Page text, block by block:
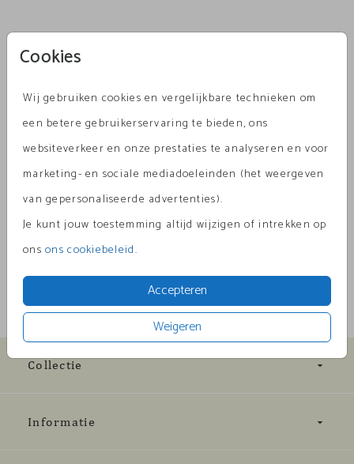
Cookies
Wij gebruiken cookies en vergelijkbare technieken om
een betere gebruikerservaring te bieden, ons
websiteverkeer en onze prestaties te analyseren en voor
marketing- en sociale mediadoeleinden (het weergeven
van gepersonaliseerde advertenties).
Je kunt jouw toestemming altijd wijzigen of intrekken op
onsons cookiebeleid.
Accepteren
Weigeren
Oker 22 X 11
Aantal x 1 Prijs:€ 0,45
Omschrijving
oker 22 x 11
Prijs:€ 0,45
Collectie
Informatie